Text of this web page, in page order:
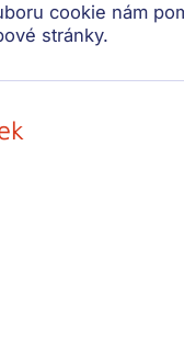
cookie nám
stránky.